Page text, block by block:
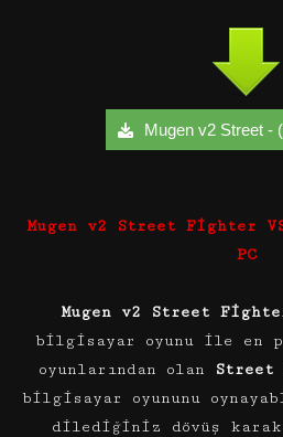
Mugen v2 Street -
Mugen v2 Street Fighter
PC
Mugen v2 Street
bilgisayar oyunu ile en
oyunlarından olan
Street
bilgisayar oyununu
dilediğiniz dövüş